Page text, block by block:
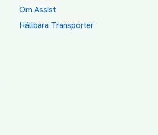
Om Assist
Hållbara Transporter